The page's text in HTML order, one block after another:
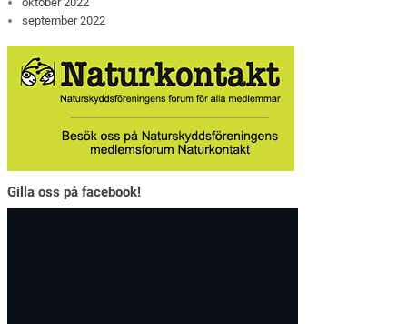
september 2022
Gilla oss på facebook!